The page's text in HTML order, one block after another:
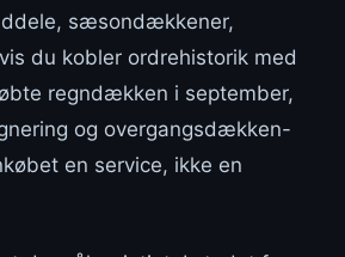
sæsondækkener,
du kobler ordrehistorik med
regndækken i september,
og overgangsdækken-
en service, ikke en